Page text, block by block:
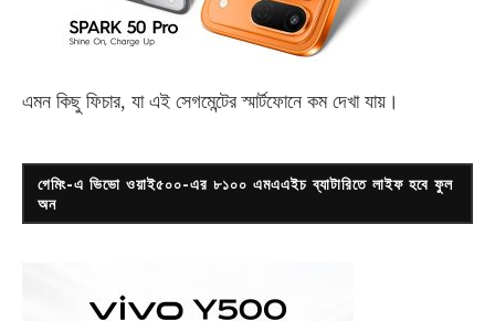
এমন কিছু ফিচার, যা এই সেগমেন্টের স্মার্টফোনে কম দেখা যায়।
গেমিং-এ ভিভো ওয়াই৫০০-এর ৮১০০ এমএএইচ ব্যাটারিতে লাইফ হবে ফুল
অন